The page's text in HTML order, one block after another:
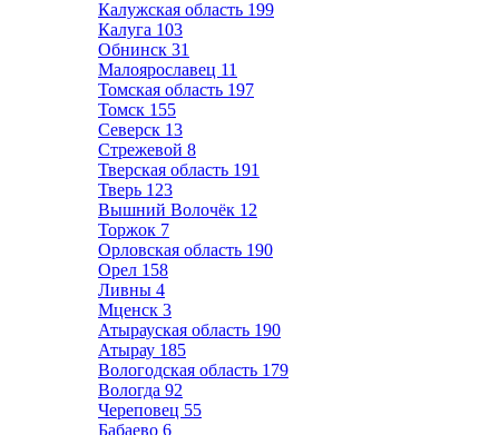
Калужская область 199
Калуга 103
Обнинск 31
Малоярославец 11
Томская область 197
Томск 155
Северск 13
Стрежевой 8
Тверская область 191
Тверь 123
Вышний Волочёк 12
Торжок 7
Орловская область 190
Орел 158
Ливны 4
Мценск 3
Атырауская область 190
Атырау 185
Вологодская область 179
Вологда 92
Череповец 55
Бабаево 6